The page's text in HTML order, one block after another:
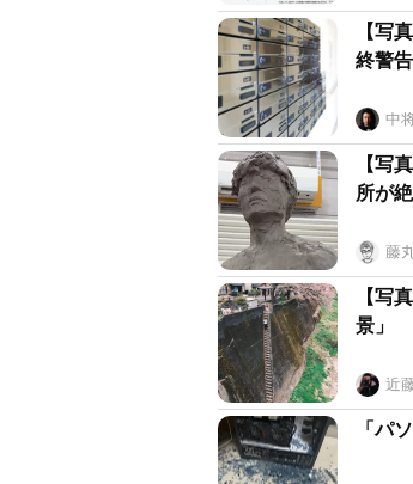
【写
終警
中
【写
所が
藤
【写
景」
近
「パ